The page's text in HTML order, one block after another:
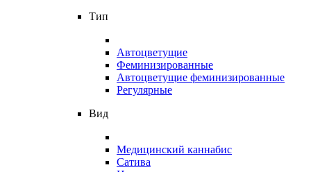
Тип
Автоцветущие
Феминизированные
Автоцветущие феминизированные
Регулярные
Вид
Медицинский каннабис
Сатива